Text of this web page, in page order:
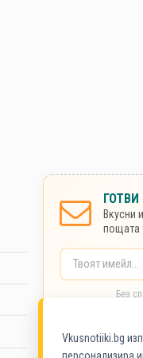
Вкусни
пощата
Без
Vkusnotiiki.bg